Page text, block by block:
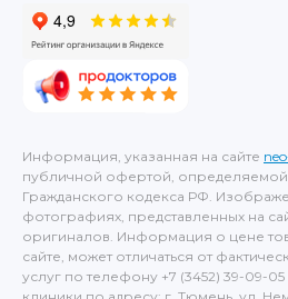
Информация, указанная на сайте
публичной офертой, определяемой
Гражданского кодекса РФ.
фотографиях, представленных на
оригиналов. Информация о цене
сайте, может отличаться от
услуг по телефону +7 (3452) 39-09-